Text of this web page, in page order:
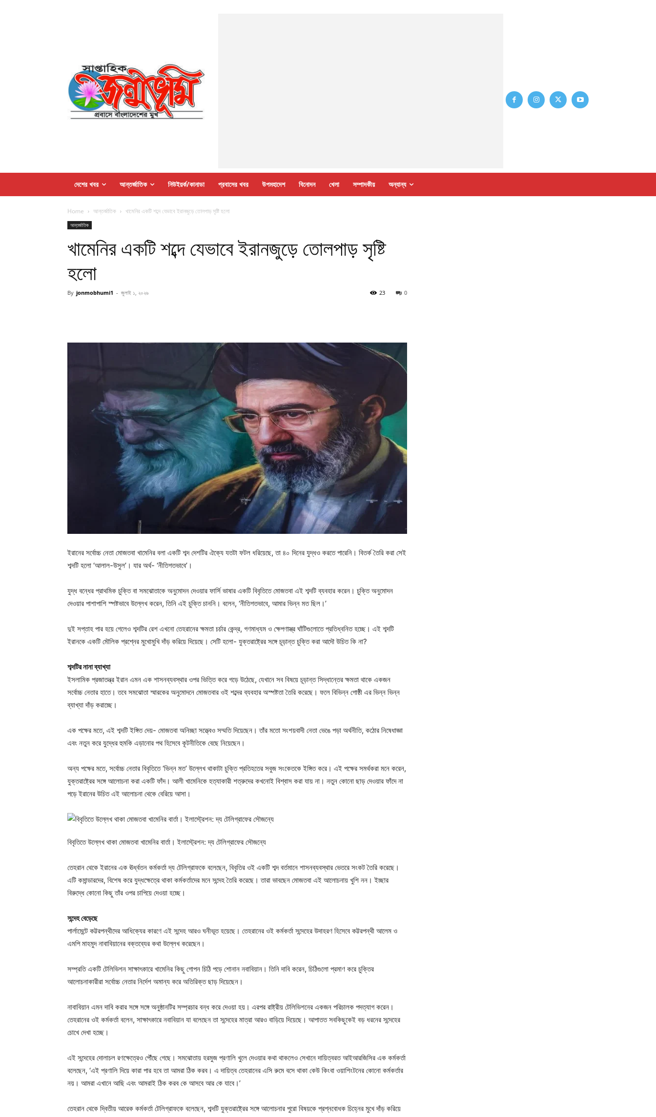
দেশের খবর আন্তর্জাতিক নিউইয়র্ক/কানাডা প্রবাসের খবর উপমহাদেশ বিনোদন খেলা সম্পাদকীয় অন্যান্য
Home আন্তর্জাতিক খামেনির একটি শব্দে যেভাবে ইরানজুড়ে তোলপাড় সৃষ্টি হলো
আন্তর্জাতিক
খামেনির একটি শব্দে যেভাবে ইরানজুড়ে তোলপাড় সৃষ্টি
হলো
By jonmobhumi1 - জুলাই ১, ২০২৬ 0
23
ইরানের সর্বোচ্চ নেতা মোজতবা খামেনির বলা একটি শব্দ দেশটির ঐক্যে যতটা ফটল ধরিয়েছে, তা ৪০ দিনের যুদ্ধও করতে পারেনি। বিতর্ক তৈরি করা সেই
শব্দটি হলো ‘আলাল-উসুল’। যার অর্থ- ‘নীতিগতভাবে’।
যুদ্ধ বন্ধের প্রাথমিক চুক্তি বা সমঝোতাকে অনুমোদন দেওয়ার ফার্সি ভাষার একটি বিবৃতিতে মোজতবা এই শব্দটি ব্যবহার করেন। চুক্তি অনুমোদন
দেওয়ার পাশাপাশি স্পষ্টভাবে উল্লেখ করেন, তিনি এই চুক্তি চাননি। বলেন, ‘নীতিগতভাবে, আমার ভিন্ন মত ছিল।’
দুই সপ্তাহ পার হয়ে গেলেও শব্দটির রেশ এখনো তেহরানের ক্ষমতা চর্চার কেন্দ্র, গণমাধ্যম ও ক্ষেপণাস্ত্র ঘাঁটিগুলোতে প্রতিধ্বনিত হচ্ছে। এই শব্দটি
ইরানকে একটি মৌলিক প্রশ্নের মুখোমুখি দাঁড় করিয়ে দিয়েছে। সেটি হলো- যুক্তরাষ্ট্রের সঙ্গে চূড়ান্ত চুক্তি করা আদৌ উচিত কি না?
শব্দটির নানা ব্যাখ্যা
ইসলামিক প্রজাতন্ত্র ইরান এমন এক শাসনব্যবস্থার ওপর ভিত্তি করে গড়ে উঠেছে, যেখানে সব বিষয়ে চূড়ান্ত সিদ্ধান্তের ক্ষমতা থাকে একজন
সর্বোচ্চ নেতার হাতে। তবে সমঝোতা স্মারকের অনুমোদনে মোজতবার ওই শব্দের ব্যবহার অস্পষ্টতা তৈরি করেছে। ফলে বিভিন্ন গোষ্ঠী এর ভিন্ন ভিন্ন
ব্যাখ্যা দাঁড় করাচ্ছে।
এক পক্ষের মতে, এই শব্দটি ইঙ্গিত দেয়- মোজতবা অনিচ্ছা সত্ত্বেও সম্মতি দিয়েছেন। তাঁর মতো সংশয়বাদী নেতা ভেঙে পড়া অর্থনীতি, কঠোর নিষেধাজ্ঞা
এবং নতুন করে যুদ্ধের হুমকি এড়ানোর পথ হিসেবে কূটনীতিকে বেছে নিয়েছেন।
অন্য পক্ষের মতে, সর্বোচ্চ নেতার বিবৃতিতে ‘ভিন্ন মত’ উল্লেখ থাকাটা চুক্তি প্রতিহতের সবুজ সংকেতকে ইঙ্গিত করে। এই পক্ষের সমর্থকরা মনে করেন,
যুক্তরাষ্ট্রের সঙ্গে আলোচনা করা একটি ফাঁদ। আলী খামেনিকে হত্যাকারী শত্রুদের কখনোই বিশ্বাস করা যায় না। নতুন কোনো ছাড় দেওয়ার ফাঁদে না
পড়ে ইরানের উচিত এই আলোচনা থেকে বেরিয়ে আসা।
বিবৃতিতে উল্লেখ থাকা মোজতবা খামেনির বার্তা। ইলাস্ট্রেশন: দ্য টেলিগ্রাফের সৌজন্যে
তেহরান থেকে ইরানের এক ঊর্ধ্বতন কর্মকর্তা দ্য টেলিগ্রাফকে বলেছেন, বিবৃতির ওই একটি শব্দ বর্তমানে শাসনব্যবস্থার ভেতরে সংকট তৈরি করেছে।
এটি কমান্ডারদের, বিশেষ করে যুদ্ধক্ষেত্রে থাকা কর্মকর্তাদের মনে সন্দেহ তৈরি করেছে। তারা ভাবছেন মোজতবা এই আলোচনায় খুশি নন। ইচ্ছার
বিরুদ্ধে কোনো কিছু তাঁর ওপর চাপিয়ে দেওয়া হচ্ছে।
সন্দেহ বেড়েছে
পার্লামেন্টে কট্টরপন্থীদের আধিক্যের কারণে এই সন্দেহ আরও ঘনীভূত হয়েছে। তেহরানের ওই কর্মকর্তা সন্দেহের উদাহরণ হিসেবে কট্টরপন্থী আলেম ও
এমপি মাহমুদ নাবাবিয়ানের বক্তব্যের কথা উল্লেখ করেছেন।
সম্প্রতি একটি টেলিভিশন সাক্ষাৎকারে খামেনির কিছু গোপন চিঠি পড়ে শোনান নবাবিয়ান। তিনি দাবি করেন, চিঠিগুলো প্রমাণ করে চুক্তির
আলোচনাকারীরা সর্বোচ্চ নেতার নির্দেশ অমান্য করে অতিরিক্ত ছাড় দিয়েছেন।
নাবাবিয়ান এমন দাবি করার সঙ্গে সঙ্গে অনুষ্ঠানটির সম্প্রচার বন্ধ করে দেওয়া হয়। এরপর রাষ্ট্রীয় টেলিভিশনের একজন পরিচালক পদত্যাগ করেন।
তেহরানের ওই কর্মকর্তা বলেন, সাক্ষাৎকারে নবাবিয়ান যা বলেছেন তা সন্দেহের মাত্রা আরও বাড়িয়ে দিয়েছে। আপাতত সবকিছুকেই বড় ধরনের সন্দেহের
চোখে দেখা হচ্ছে।
এই সন্দেহের দোলাচল রণক্ষেত্রেও পৌঁছে গেছে। সমঝোতায় হরমুজ প্রণালি খুলে দেওয়ার কথা থাকলেও সেখানে দায়িত্বরত আইআরজিসির এক কর্মকর্তা
বলেছেন, ‘এই প্রণালি দিয়ে কারা পার হবে তা আমরা ঠিক করব। এ দায়িত্ব তেহরানের এসি রুমে বসে থাকা কেউ কিংবা ওয়াশিংটনের কোনো কর্মকর্তার
নয়। আমরা এখানে আছি এবং আমরাই ঠিক করব কে আসবে আর কে যাবে।’
তেহরান থেকে দ্বিতীয় আরেক কর্মকর্তা টেলিগ্রাফকে বলেছেন, শব্দটি যুক্তরাষ্ট্রের সঙ্গে আলোচনার পুরো বিষয়কে প্রশ্নবোধক চিহ্নের মুখে দাঁড় করিয়ে